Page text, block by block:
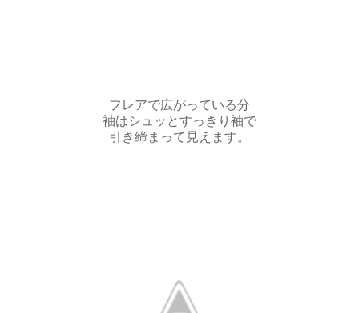
フレアで広がっている分
袖はシュッとすっきり袖で
引き締まって見えます。